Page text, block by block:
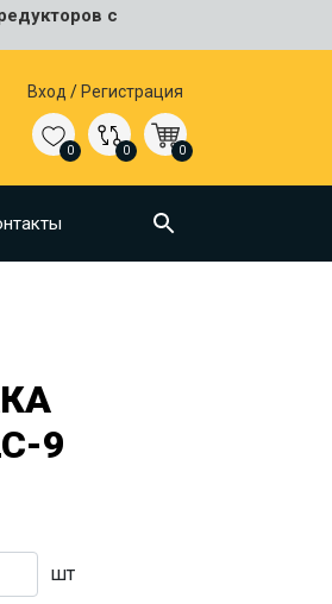
с
Вход / Регистрация
0 0 0
9
шт